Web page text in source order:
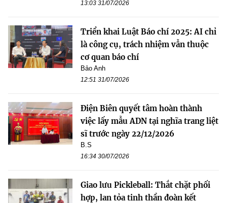
13:03 31/07/2026
Triển khai Luật Báo chí 2025: AI chỉ
là công cụ, trách nhiệm vẫn thuộc
cơ quan báo chí
Bảo Anh
12:51 31/07/2026
Điện Biên quyết tâm hoàn thành
việc lấy mẫu ADN tại nghĩa trang liệt
sĩ trước ngày 22/12/2026
B.S
16:34 30/07/2026
Giao lưu Pickleball: Thắt chặt phối
hợp, lan tỏa tinh thần đoàn kết